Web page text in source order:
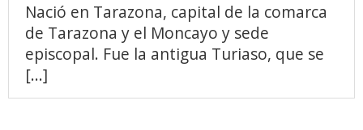
Nació en Tarazona, capital de la comarca
de Tarazona y el Moncayo y sede
episcopal. Fue la antigua Turiaso, que se
[...]